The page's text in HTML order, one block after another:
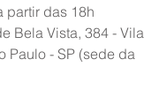
partir das 18h
Bela Vista, 384 - Vila
Paulo - SP (sede da